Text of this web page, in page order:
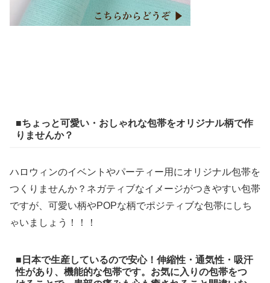
■ちょっと可愛い・おしゃれな包帯をオリジナル柄で作
りませんか？
ハロウィンのイベントやパーティー用にオリジナル包帯を
つくりませんか？ネガティブなイメージがつきやすい包帯
ですが、可愛い柄やPOPな柄でポジティブな包帯にしち
ゃいましょう！！！
■日本で生産しているので安心！伸縮性・通気性・吸汗
性があり、機能的な包帯です。お気に入りの包帯をつ